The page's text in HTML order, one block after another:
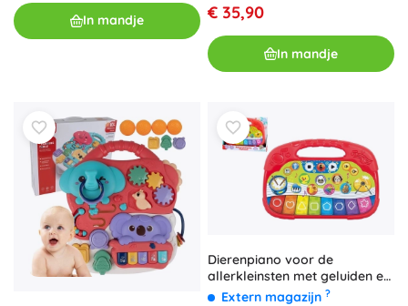
In mandje € 35,90
In mandje
Dierenpiano voor de
allerkleinsten met geluiden en
melodieën 25 cm
Extern magazijn ?